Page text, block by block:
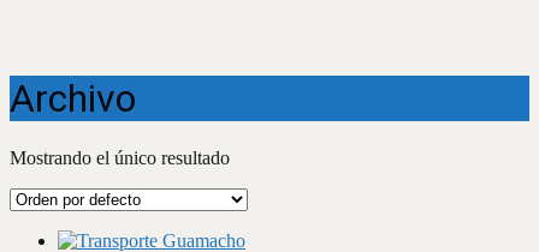
Archivo
Mostrando el único resultado